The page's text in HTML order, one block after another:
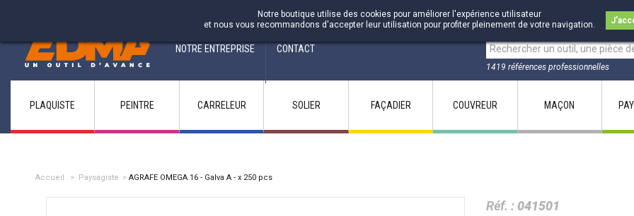
NOTRE ENTREPRISE CONTACT
1419 références professionnelles
Notre boutique utilise des cookies pour améliorer l'expérience utilisateur
et nous vous recommandons d'accepter leur utilisation pour profiter pleinement de votre navigation.
PLAQUISTE PEINTRE CARRELEUR SOLIER FAÇADIER COUVREUR MAÇON
Accueil > Paysagiste > AGRAFE OMEGA 16 - Galva A - x 250 pcs
Réf. : 041501